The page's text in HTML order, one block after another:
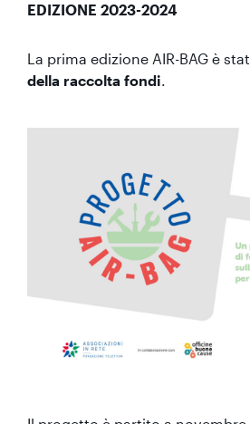
EDIZIONE 2023-2024
La prima edizione AIR-BAG è
della raccolta fondi.